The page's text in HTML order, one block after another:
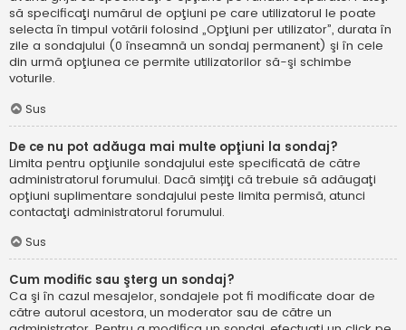
să specificaţi numărul de opţiuni pe care utilizatorul le poate
selecta în timpul votării folosind „Opţiuni per utilizator”, durata în
zile a sondajului (0 înseamnă un sondaj permanent) şi în cele
din urmă opţiunea ce permite utilizatorilor să-şi schimbe
voturile.
Sus
De ce nu pot adăuga mai multe opţiuni la sondaj?
Limita pentru opţiunile sondajului este specificată de către
administratorul forumului. Dacă simțiţi că trebuie să adăugaţi
opţiuni suplimentare sondajului peste limita permisă, atunci
contactaţi administratorul forumului.
Sus
Cum modific sau şterg un sondaj?
Ca şi în cazul mesajelor, sondajele pot fi modificate doar de
către autorul acestora, un moderator sau de către un